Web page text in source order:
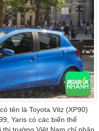
tên là Toyota Vitz (XP90)
Yaris có các biến thể